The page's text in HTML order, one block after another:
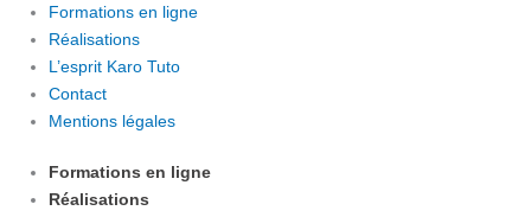
Formations en ligne
Réalisations
L’esprit Karo Tuto
Contact
Mentions légales
Formations en ligne
Réalisations